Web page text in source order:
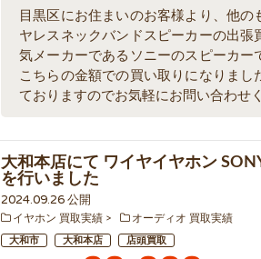
目黒区にお住まいのお客様より、他の
ヤレスネックバンドスピーカーの出張
気メーカーであるソニーのスピーカー
こちらの金額での買い取りになりまし
ておりますのでお気軽にお問い合わせ
大和本店にて ワイヤイヤホン
を行いました
2024.09.26 公開
イヤホン 買取実績 オーディオ 買取実績
大和市 大和本店 店頭買取